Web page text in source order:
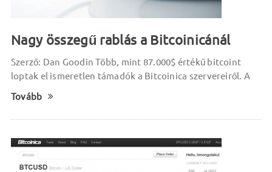
Nagy összegű rablás a Bitcoinicánál
Szerző: Dan Goodin Több, mint 87.000$ értékű bitcoint
loptak el ismeretlen támadók a Bitcoinica szervereiről. A
Tovább